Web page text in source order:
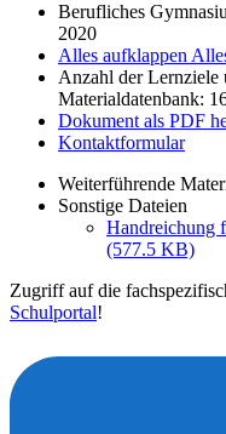
Berufliches
2020
Alles aufklappen
Anzahl der Lernziele
Materialdatenbank:
Dokument als PDF
Kontaktformular
Weiterführende
Sonstige Dateien
Handreichung
(577.5 KB)
Zugriff auf die
Schulportal!